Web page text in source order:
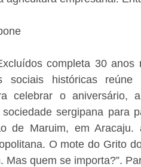
completa 30
sociais históricas
celebrar o aniversário,
sergipana para
de Maruim, em
O mote do Grito
Mas quem se importa?”.